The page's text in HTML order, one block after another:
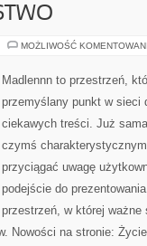
MOŻLIWOŚĆ
Madlennn to przestrzeń,
przemyślany punkt w sieci
ciekawych treści. Już
czymś
przyciągać uwagę
podejście do
w której
Nowości na stronie: